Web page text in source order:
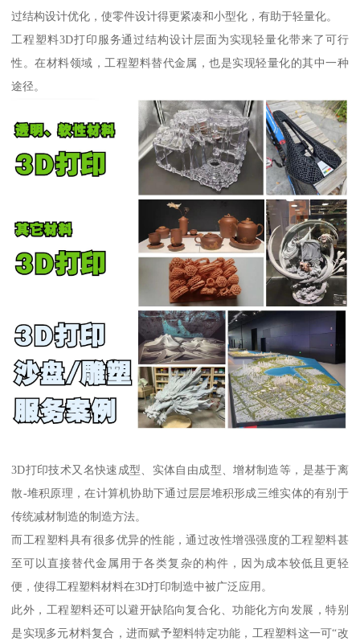
过结构设计优化，使零件设计得更紧凑和小型化，有助于轻量化。
工程塑料3D打印服务通过结构设计层面为实现轻量化带来了可行
性。在材料领域，工程塑料替代金属，也是实现轻量化的其中一种
途径。
3D打印技术又名快速成型、实体自由成型、增材制造等，是基于离
散-堆积原理，在计算机协助下通过层层堆积形成三维实体的有别于
传统减材制造的制造方法。
而工程塑料具有很多优异的性能，通过改性增强强度的工程塑料甚
至可以直接替代金属用于各类复杂的构件，因为成本较低且更轻
便，使得工程塑料材料在3D打印制造中被广泛应用。
此外，工程塑料还可以避开缺陷向复合化、功能化方向发展，特别
是实现多元材料复合，进而赋予塑料特定功能，工程塑料这一可“改